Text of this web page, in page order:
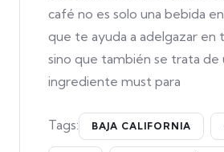
café no es solo una bebida
que te ayuda a adelgazar en
sino que también se trata de
ingrediente must para
Tags: BAJA CALIFORNIA